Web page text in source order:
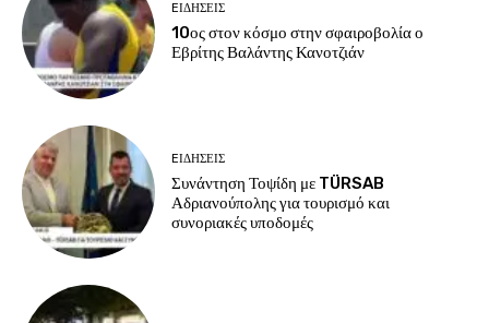
EΙΔΗΣΕΙΣ
10ος στον κόσμο στην σφαιροβολία ο
Εβρίτης Βαλάντης Κανοτζιάν
EΙΔΗΣΕΙΣ
Συνάντηση Τοψίδη με TÜRSAB
Αδριανούπολης για τουρισμό και
συνοριακές υποδομές